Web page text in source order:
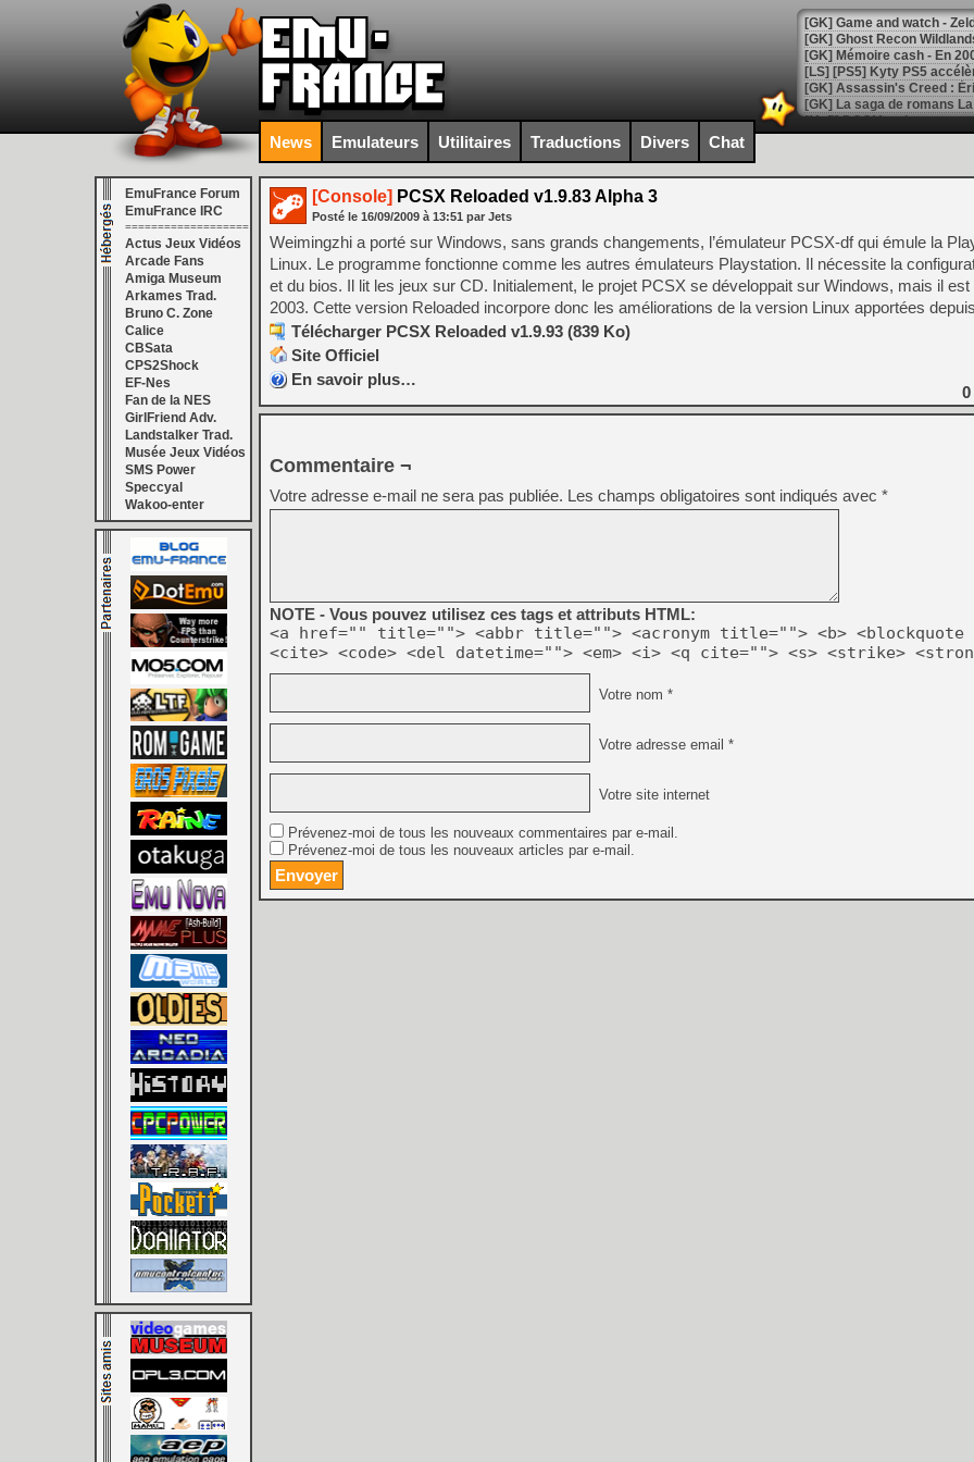
[Mo5] DOOM arrive en
[GK] Bethesda fête les 30
[GK] Roblox : l'action en
[GK] Agenda - GeForce
[GK] Devolver Digital en a
[LS] [PS5] ps5-y2jb-
[GK] Pourquoi Marvel
[GK] Test : Restory : Chill
[GK] GTA 6 : Rockstar
[GK] Hot Wheels Infinite
[GK] Mémoire cash -
[GK] Résultats Nintendo :
[GK] Déjà des
[Mo5] Brickboy cherche à
[GK] Minecraft et ses «
[GK] Beast of
[GK] Ubisoft : fin de partie
[GK] Mémoire cash -
[GK] Dan Houser (GTA)
[GK] Comment EA Sports
[GK] Crimson Moon : un
[GK] Isle of Reveries : le
[GK] Moonlighter 2 : The
[GK] Capcom relance
[Mo5] Deux inédits du
[GK] Le beat'em up The
[GK] Endless Legend 2 :
[LS] [PS5] Premiers
News Emulateurs Utilitaires Traductions Divers Chat
EmuFrance Forum
EmuFrance IRC
===================
Actus Jeux Vidéos
Arcade Fans
Amiga Museum
Arkames Trad.
Bruno C. Zone
Calice
CBSata
CPS2Shock
EF-Nes
Fan de la NES
GirlFriend Adv.
Landstalker Trad.
Musée Jeux Vidéos
SMS Power
Speccyal
Wakoo-enter
[Console] PCSX Reloaded v1.9.83 Alpha 3
Posté le 16/09/2009 à 13:51 par Jets
Weimingzhi a porté sur Windows, sans grands changements, l’émulateur PCSX-df qui émule la
Linux. Le programme fonctionne comme les autres émulateurs Playstation. Il nécessite la
et du bios. Il lit les jeux sur CD. Initialement, le projet PCSX se développait sur Windows, mais il est
2003. Cette version Reloaded incorpore donc les améliorations de la version Linux apportées
Télécharger PCSX Reloaded v1.9.93 (839 Ko)
Site Officiel
En savoir plus…
0
Commentaire ¬
Votre adresse e-mail ne sera pas publiée. Les champs obligatoires sont indiqués avec *
NOTE - Vous pouvez utilisez ces tags et attributs HTML:
<a href="" title=""> <abbr title=""> <acronym title=""> <b> <blockquote
<cite> <code> <del datetime=""> <em> <i> <q cite=""> <s> <strike>
Votre nom *
Votre adresse email *
Votre site internet
Prévenez-moi de tous les nouveaux commentaires par e-mail.
Prévenez-moi de tous les nouveaux articles par e-mail.